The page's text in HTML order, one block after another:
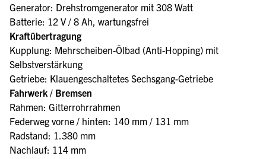
Generator: Drehstromgenerator mit 308 Watt
Batterie: 12 V / 8 Ah, wartungsfrei
Kraftübertragung
Kupplung: Mehrscheiben-Ölbad (Anti-Hopping) mit
Selbstverstärkung
Getriebe: Klauengeschaltetes Sechsgang-Getriebe
Fahrwerk / Bremsen
Rahmen: Gitterrohrrahmen
Federweg vorne / hinten: 140 mm / 131 mm
Radstand: 1.380 mm
Nachlauf: 114 mm